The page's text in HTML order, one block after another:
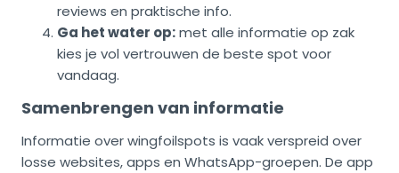
reviews en praktische info.
Ga het water op:met alle informatie op zak
kies je vol vertrouwen de beste spot voor
vandaag.
Samenbrengen van informatie
Informatie over wingfoilspots is vaak verspreid over
losse websites, apps en WhatsApp-groepen. De app